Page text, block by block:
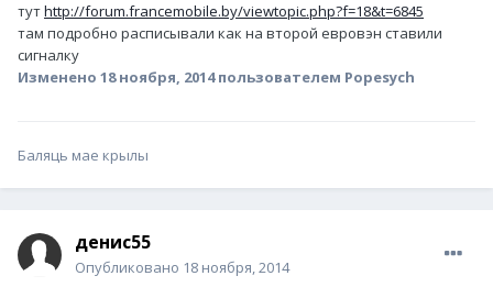
тутhttp://forum.francemobile.by/viewtopic.php?f=18&t=6845
там подробно расписывали как на второй евровэн ставили
сигналку
Изменено 18 ноября, 2014пользователем Popesych
Баляць мае крылы
денис55
Опубликовано 18 ноября, 2014